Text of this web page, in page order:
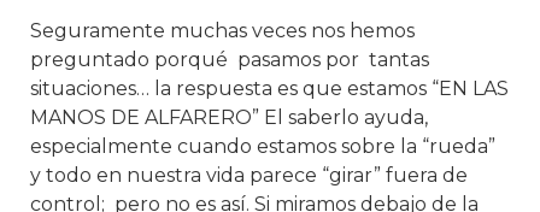
Seguramente muchas veces nos hemos
preguntado porqué pasamos por tantas
situaciones… la respuesta es que estamos “EN LAS
MANOS DE ALFARERO” El saberlo ayuda,
especialmente cuando estamos sobre la “rueda”
y todo en nuestra vida parece “girar” fuera de
control; pero no es así. Si miramos debajo de la